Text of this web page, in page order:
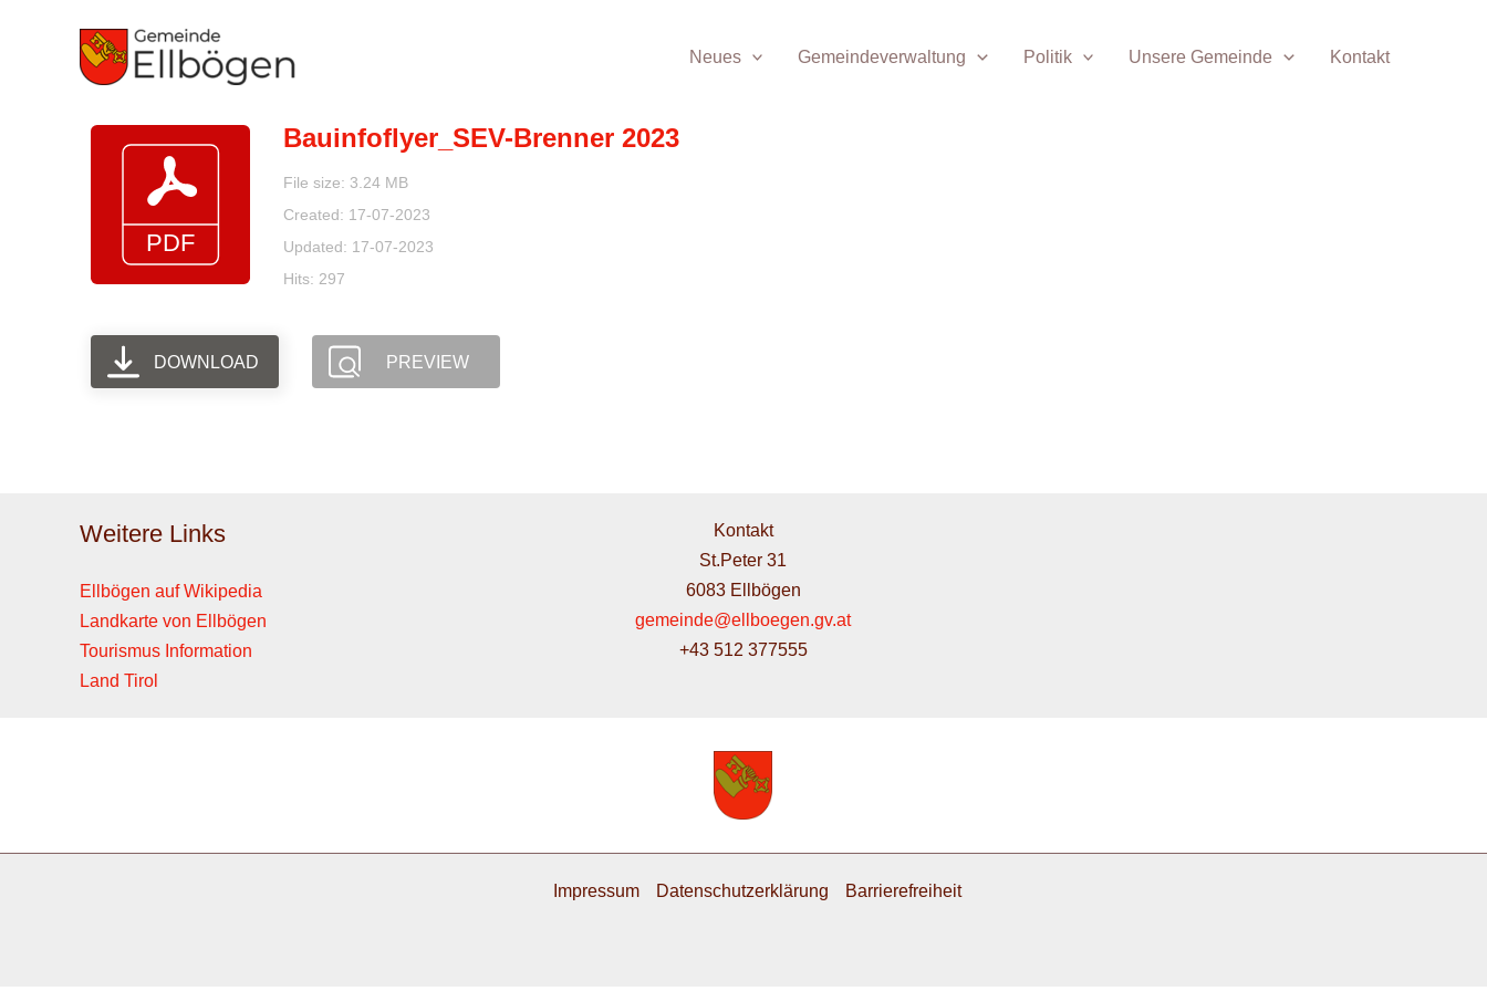
Neues Gemeindeverwaltung Politik Unsere Gemeinde Kontakt
Bauinfoflyer_SEV-Brenner 2023
File size: 3.24 MB
Created: 17-07-2023
Updated: 17-07-2023
Hits: 297
DOWNLOAD PREVIEW
Weitere Links
Ellbögen auf Wikipedia
Landkarte von Ellbögen
Tourismus Information
Land Tirol
Kontakt
St.Peter 31
6083 Ellbögen
gemeinde@ellboegen.gv.at
+43 512 377555
Impressum Datenschutzerklärung Barrierefreiheit